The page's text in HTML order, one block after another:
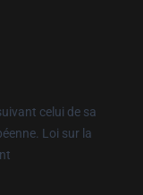
celui de sa
Loi sur la